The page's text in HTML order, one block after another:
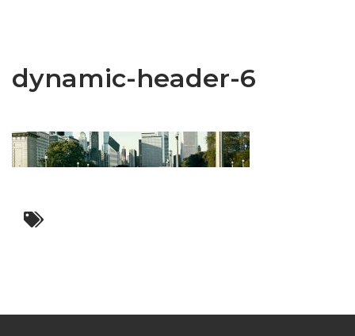
dynamic-header-6